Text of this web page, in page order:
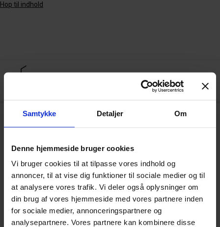
Samtykke Detaljer Om
Denne hjemmeside bruger cookies
Vi bruger cookies til at tilpasse vores indhold og
annoncer, til at vise dig funktioner til sociale medier og til
at analysere vores trafik. Vi deler også oplysninger om
din brug af vores hjemmeside med vores partnere inden
for sociale medier, annonceringspartnere og
analysepartnere. Vores partnere kan kombinere disse
Hop til indhold
Arkiv
ADHD og samsyn – kan sammenhængen
skyldes medicinering?